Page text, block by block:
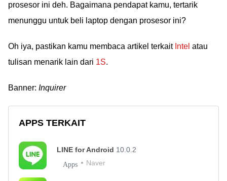
prosesor ini deh. Bagaimana pendapat kamu, tertarik
menunggu untuk beli laptop dengan prosesor ini?
Oh iya, pastikan kamu membaca artikel terkait Intel atau
tulisan menarik lain dari 1S.
Banner: Inquirer
APPS TERKAIT
LINE for Android 10.0.2
Apps Naver